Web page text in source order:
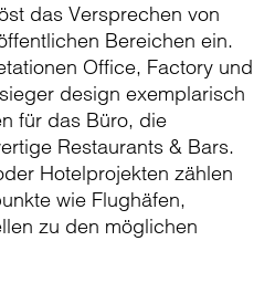
das Versprechen von
Bereichen ein.
Office, Factory und
design exemplarisch
für das Büro, die
Restaurants & Bars.
Hotelprojekten zählen
wie Flughäfen,
zu den möglichen